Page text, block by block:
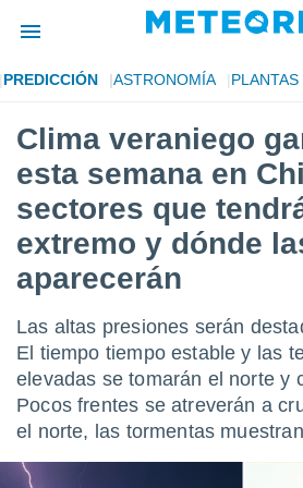
de
por
la
que se
calidad.
a este
las
y
forma
digital
PREDICCIÓN ASTRONOMÍA PLANTAS
Clima veraniego
esta semana en
sectores que
extremo y dónde
aparecerán
Las altas presiones serán
El tiempo tiempo estable y las
elevadas se tomarán el norte y
Pocos frentes se atreverán a
el norte, las tormentas